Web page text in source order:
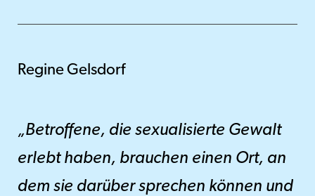
Regine Gelsdorf
„Betroffene, die sexualisierte Gewalt
erlebt haben, brauchen einen Ort, an
dem sie darüber sprechen können und